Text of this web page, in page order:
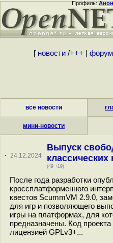
Профиль:
[ новости/+++ форум
все новости
мини-новости
· 24.12.2024
Выпуск
классических
(49 +19)
После года разработки
кроссплатформенного
квестов ScummVM 2.9.0,
для игр и позволяющего
игры на платформах, для
предназначены. Код проекта
лицензией GPLv3+...